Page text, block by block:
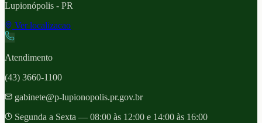
Lupionópolis - PR
Ver localizacao
Atendimento
(43) 3660-1100
gabinete@p-lupionopolis.pr.gov.br
Segunda a Sexta — 08:00 às 12:00 e 14:00 às 16:00